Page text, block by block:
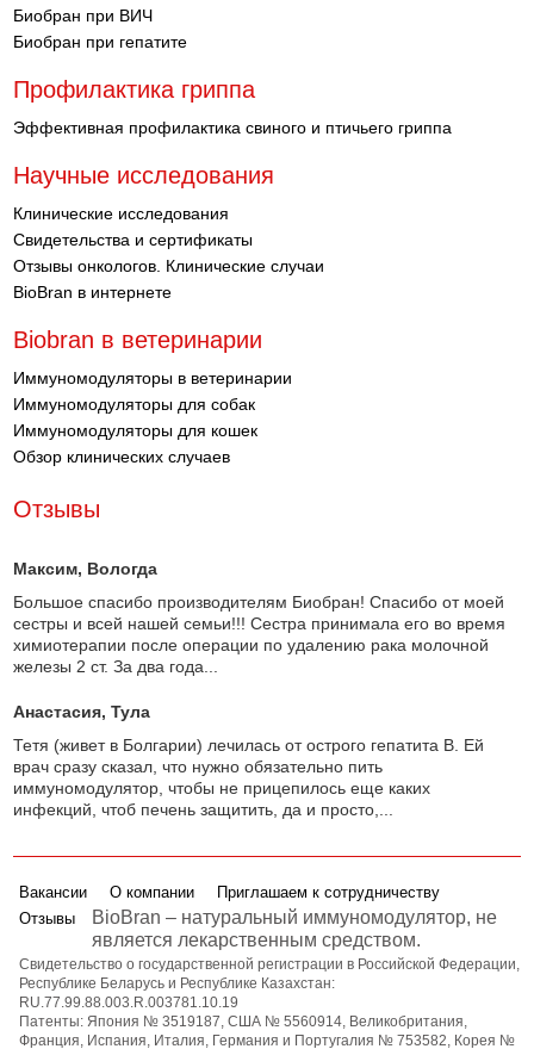
Биобран при ВИЧ
Биобран при гепатите
Профилактика гриппа
Эффективная профилактика свиного и птичьего гриппа
Научные исследования
Клинические исследования
Свидетельства и сертификаты
Отзывы онкологов. Клинические случаи
BioBran в интернете
Biobran в ветеринарии
Иммуномодуляторы в ветеринарии
Иммуномодуляторы для собак
Иммуномодуляторы для кошек
Обзор клинических случаев
Отзывы
Максим, Вологда
Большое спасибо производителям Биобран! Спасибо от моей
сестры и всей нашей семьи!!! Сестра принимала его во время
химиотерапии после операции по удалению рака молочной
железы 2 ст. За два года...
Анастасия, Тула
Тетя (живет в Болгарии) лечилась от острого гепатита В. Ей
врач сразу сказал, что нужно обязательно пить
иммуномодулятор, чтобы не прицепилось еще каких
инфекций, чтоб печень защитить, да и просто,...
Вакансии О компании
Приглашаем к сотрудничеству
Отзывы
BioBran – натуральный иммуномодулятор, не
является лекарственным средством.
Свидетельство о государственной регистрации в Российской Федерации,
Республике Беларусь и Республике Казахстан:
RU.77.99.88.003.R.003781.10.19
Патенты: Япония № 3519187, США № 5560914, Великобритания,
Франция, Испания, Италия, Германия и Португалия № 753582, Корея №